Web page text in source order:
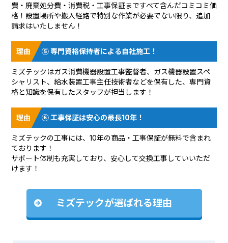
費・廃棄処分費・消費税・工事保証まですべて含んだコミコミ価
格！設置場所や搬入経路で特別な作業が必要でない限り、追加
請求はいたしません！
⑤ 専門資格保持者による自社施工！
ミズテックはガス消費機器設置工事監督者、ガス機器設置スペ
シャリスト、給水装置工事主任技術者などを保有した、専門資
格と知識を保有したスタッフが担当します！
⑥ 工事保証は安心の最長10年！
ミズテックの工事には、10年の商品・工事保証が無料で含まれ
ております！
サポート体制も充実しており、安心して交換工事していいただ
けます！
ミズテックが選ばれる理由